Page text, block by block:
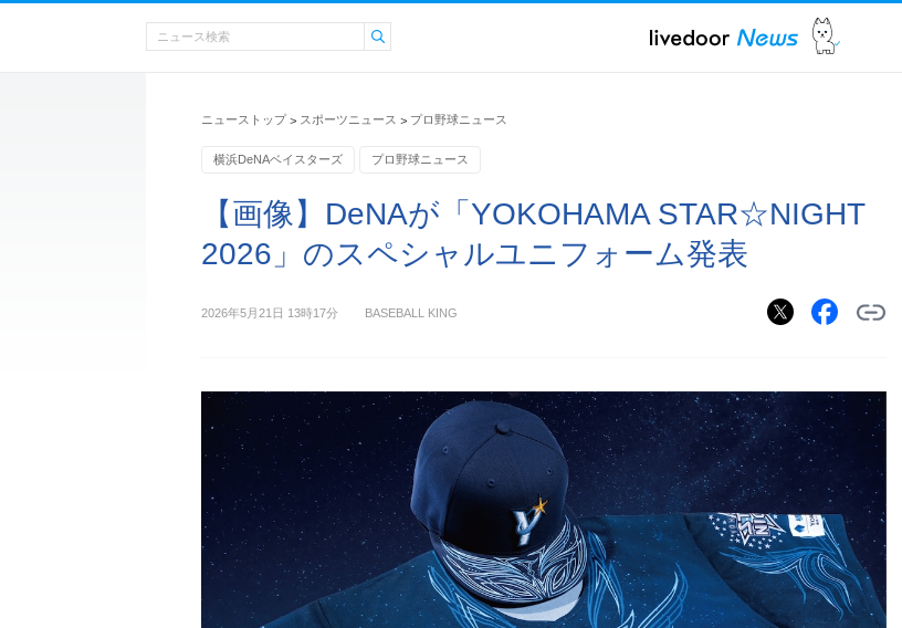
ニューストップ > スポーツニュース > プロ野球ニュース
横浜DeNAベイスターズ プロ野球ニュース
【画像】DeNAが「YOKOHAMA STAR☆NIGHT
2026」のスペシャルユニフォーム発表
2026年5月21日 13時17分 BASEBALL KING